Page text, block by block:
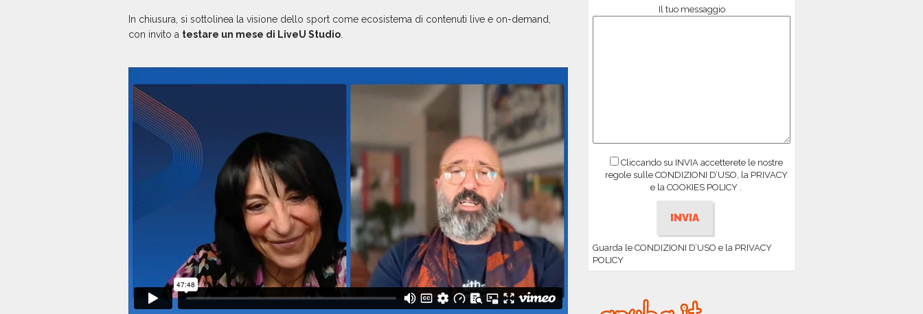
In chiusura, si sottolinea la visione dello sport come ecosistema di contenuti live e on-demand,
con invito a testare un mese di LiveU Studio
Il tuo messaggio
Cliccando su INVIA accetterete le nostre
regole sulle CONDIZIONI D’USO, la PRIVACY
e la COOKIES POLICY .
Guarda le CONDIZIONI D’USO e la PRIVACY
POLICY